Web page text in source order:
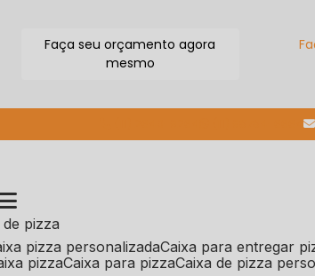
Faça seu orçamento agora
mesmo
de pizza
pizza personalizada caixa para entregar
pizza caixa para pizza caixa de pizza